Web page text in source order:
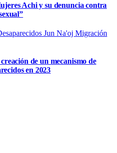
Achi y su denuncia contra
Jun Na'oj Migración
de un mecanismo de
en 2023